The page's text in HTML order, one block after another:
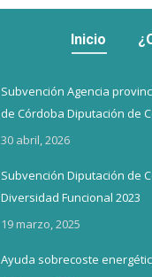
Inicio
Subvención Agencia
de Córdoba Diputación de
30 abril, 2026
Subvención Diputación de
Diversidad Funcional 2023
19 marzo, 2025
Ayuda sobrecoste